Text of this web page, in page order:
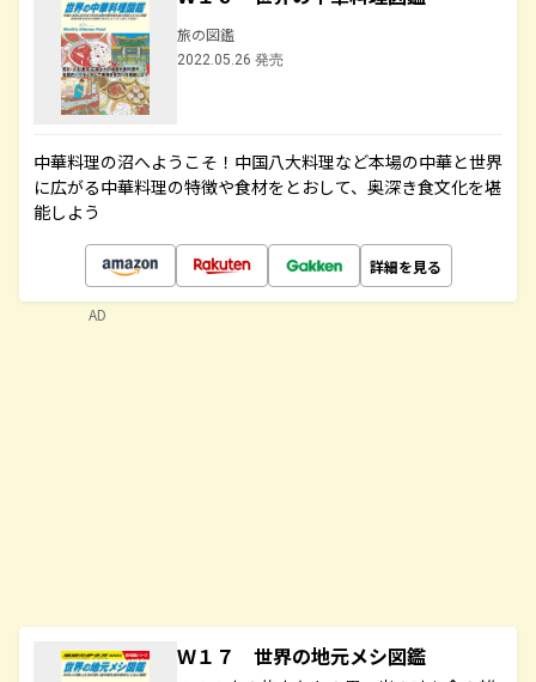
旅の図鑑
2022.05.26 発売
中華料理の沼へようこそ！中国八大料理など本場の中華と世界
に広がる中華料理の特徴や食材をとおして、奥深き食文化を堪
能しよう
詳細を見る
Ｗ１７ 世界の地元メシ図鑑
AD